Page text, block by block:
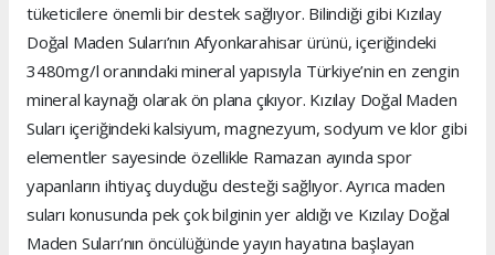
tüketicilere önemli bir destek sağlıyor. Bilindiği gibi Kızılay
Doğal Maden Suları’nın Afyonkarahisar ürünü, içeriğindeki
3480mg/l oranındaki mineral yapısıyla Türkiye’nin en zengin
mineral kaynağı olarak ön plana çıkıyor. Kızılay Doğal Maden
Suları içeriğindeki kalsiyum, magnezyum, sodyum ve klor gibi
elementler sayesinde özellikle Ramazan ayında spor
yapanların ihtiyaç duyduğu desteği sağlıyor. Ayrıca maden
suları konusunda pek çok bilginin yer aldığı ve Kızılay Doğal
Maden Suları’nın öncülüğünde yayın hayatına başlayan